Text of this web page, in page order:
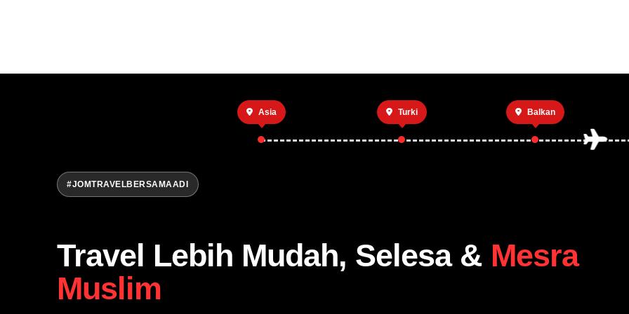
Asia Turki Balkan
#JOMTRAVELBERSAMAADI
Travel Lebih Mudah, Selesa & Mesra
Muslim